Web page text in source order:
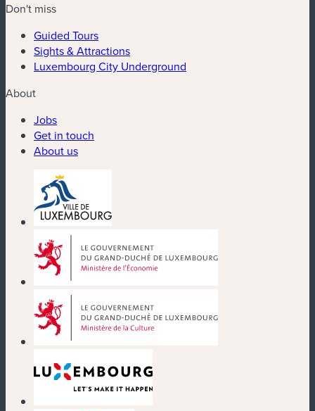
Don't miss
Guided Tours
Sights & Attractions
Luxembourg City Underground
About
Jobs
Get in touch
About us